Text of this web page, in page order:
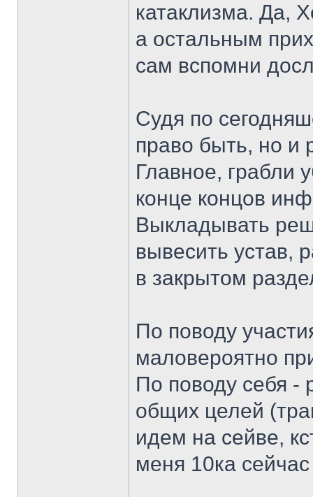
катаклизма. Да,
а остальным
сам вспомни
Судя по
право быть, но и
Главное, грабли
конце концов
Выкладывать
вывесить устав,
в закрытом
По поводу
маловероятно
По поводу себя -
общих целей
идем на сейве,
меня 10ка